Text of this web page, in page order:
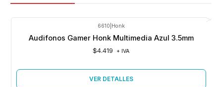
Agotado
6610 Honk
Audifonos Gamer Honk Multimedia Azul 3.5mm
$4.419 + IVA
VER DETALLES